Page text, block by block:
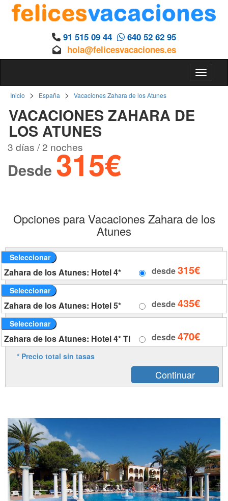
91 515 09 44
640 52 62 95
hola@felicesvacaciones.es
Inicio > España > Vacaciones Zahara de los Atunes
VACACIONES ZAHARA DE
LOS ATUNES
3 días / 2 noches
Desde 315€
Opciones para Vacaciones Zahara de los
Atunes
Seleccionar
Zahara de los Atunes: Hotel 4* desde315€
Seleccionar
Zahara de los Atunes: Hotel 5* desde435€
Seleccionar
Zahara de los Atunes: Hotel 4* TI desde470€
* Precio total sin tasas